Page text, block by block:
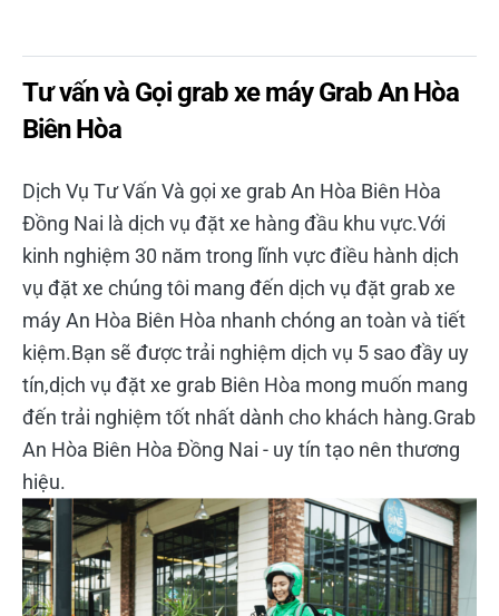
Đặt xe ngay
Tư vấn và Gọi grab xe máy Grab An Hòa
Biên Hòa
Dịch Vụ Tư Vấn Và gọi xe grab An Hòa Biên Hòa
Đồng Nai là dịch vụ đặt xe hàng đầu khu vực.Với
kinh nghiệm 30 năm trong lĩnh vực điều hành dịch
vụ đặt xe chúng tôi mang đến dịch vụ đặt grab xe
máy An Hòa Biên Hòa nhanh chóng an toàn và tiết
kiệm.Bạn sẽ được trải nghiệm dịch vụ 5 sao đầy uy
tín,dịch vụ đặt xe grab Biên Hòa mong muốn mang
đến trải nghiệm tốt nhất dành cho khách hàng.Grab
An Hòa Biên Hòa Đồng Nai - uy tín tạo nên thương
hiệu.